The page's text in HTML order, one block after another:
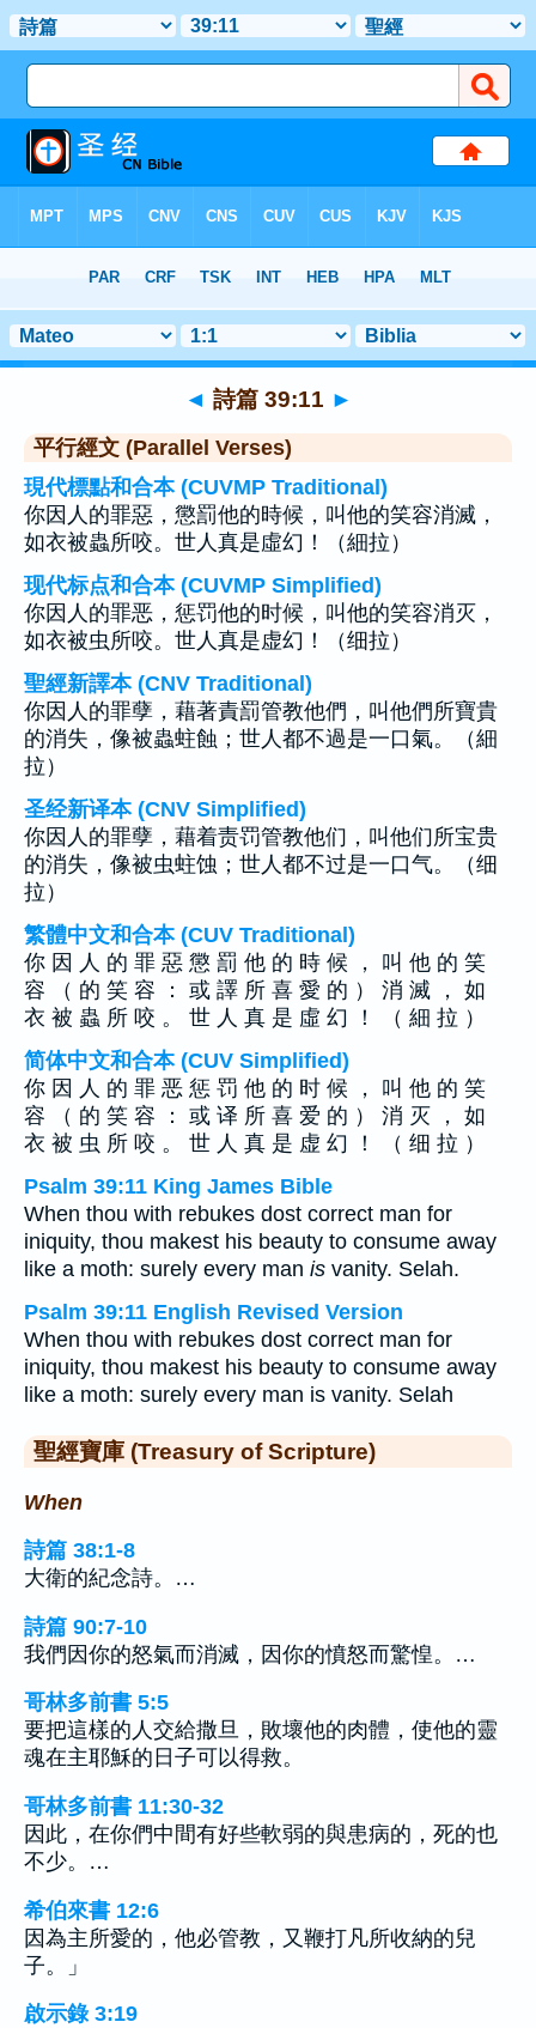
> 聖經金句 11
◄ 詩篇 39:11 ►
平行經文 (Parallel Verses)
現代標點和合本 (CUVMP Traditional)
你因人的罪惡，懲罰他的時候，叫他的笑容消滅，
如衣被蟲所咬。世人真是虛幻！（細拉）
现代标点和合本 (CUVMP Simplified)
你因人的罪恶，惩罚他的时候，叫他的笑容消灭，
如衣被虫所咬。世人真是虚幻！（细拉）
聖經新譯本 (CNV Traditional)
你因人的罪孽，藉著責罰管教他們，叫他們所寶貴
的消失，像被蟲蛀蝕；世人都不過是一口氣。（細
拉）
圣经新译本 (CNV Simplified)
你因人的罪孽，藉着责罚管教他们，叫他们所宝贵
的消失，像被虫蛀蚀；世人都不过是一口气。（细
拉）
繁體中文和合本 (CUV Traditional)
你 因 人 的 罪 惡 懲 罰 他 的 時 候 ， 叫 他 的 笑
容 （ 的 笑 容 ： 或 譯 所 喜 愛 的 ） 消 滅 ， 如
衣 被 蟲 所 咬 。 世 人 真 是 虛 幻 ！ （ 細 拉 ）
简体中文和合本 (CUV Simplified)
你 因 人 的 罪 恶 惩 罚 他 的 时 候 ， 叫 他 的 笑
容 （ 的 笑 容 ： 或 译 所 喜 爱 的 ） 消 灭 ， 如
衣 被 虫 所 咬 。 世 人 真 是 虚 幻 ！ （ 细 拉 ）
Psalm 39:11 King James Bible
When thou with rebukes dost correct man for
iniquity, thou makest his beauty to consume away
like a moth: surely every man is vanity. Selah.
Psalm 39:11 English Revised Version
When thou with rebukes dost correct man for
iniquity, thou makest his beauty to consume away
like a moth: surely every man is vanity. Selah
聖經寶庫 (Treasury of Scripture)
When
詩篇 38:1-8
大衛的紀念詩。…
詩篇 90:7-10
我們因你的怒氣而消滅，因你的憤怒而驚惶。…
哥林多前書 5:5
要把這樣的人交給撒旦，敗壞他的肉體，使他的靈
魂在主耶穌的日子可以得救。
哥林多前書 11:30-32
因此，在你們中間有好些軟弱的與患病的，死的也
不少。…
希伯來書 12:6
因為主所愛的，他必管教，又鞭打凡所收納的兒
子。」
啟示錄 3:19